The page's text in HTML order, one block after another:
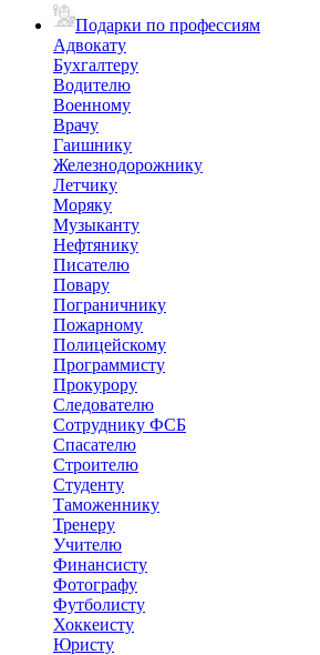
Подарки по профессиям
Адвокату
Бухгалтеру
Водителю
Военному
Врачу
Гаишнику
Железнодорожнику
Летчику
Моряку
Музыканту
Нефтянику
Писателю
Повару
Пограничнику
Пожарному
Полицейскому
Программисту
Прокурору
Следователю
Сотруднику ФСБ
Спасателю
Строителю
Студенту
Таможеннику
Тренеру
Учителю
Финансисту
Фотографу
Футболисту
Хоккеисту
Юристу